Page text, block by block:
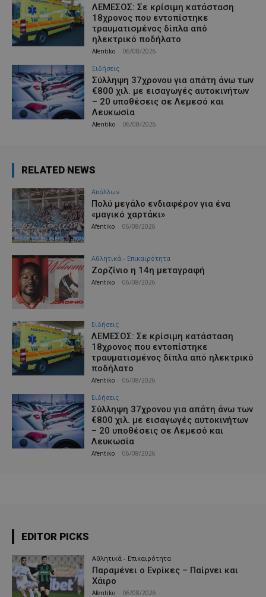
ΛΕΜΕΣΟΣ: Σε κρίσιμη κατάσταση
18χρονος που εντοπίστηκε
τραυματισμένος δίπλα από
ηλεκτρικό ποδήλατο
Afentiko 06/08/2026
Ειδήσεις
Σύλληψη 37χρονου για απάτη άνω των
€800 χιλ. με εισαγωγές αυτοκινήτων
– 20 υποθέσεις σε Λεμεσό και
Λευκωσία
Afentiko 06/08/2026
RELATED NEWS
Απόλλων
Πολύ μεγάλο ενδιαφέρον για ένα
«μαγικό χαρτάκι»
Afentiko 06/08/2026
Αθλητικά - Επικαιρότητα
Ζορζίνιο η 14η μεταγραφή
Afentiko 06/08/2026
Ειδήσεις
ΛΕΜΕΣΟΣ: Σε κρίσιμη κατάσταση
18χρονος που εντοπίστηκε
τραυματισμένος δίπλα από ηλεκτρικό
ποδήλατο
Afentiko 06/08/2026
Ειδήσεις
Σύλληψη 37χρονου για απάτη άνω των
€800 χιλ. με εισαγωγές αυτοκινήτων
– 20 υποθέσεις σε Λεμεσό και
Λευκωσία
Afentiko 06/08/2026
EDITOR PICKS
Αθλητικά - Επικαιρότητα
Παραμένει ο Ενρίκες – Παίρνει και
Χάιρο
Afentiko 06/08/2026